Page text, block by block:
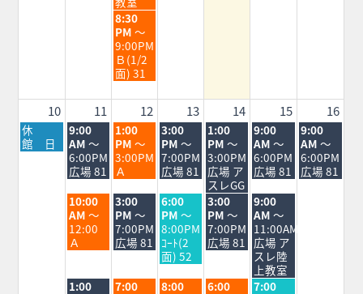
水
曜
日,
8
月
5th
2026
8:30
PM ～
9:00PM
Ｂ(1/2
面) 31
10 11 12 13 14 15 16
月
曜
日,
休
館 日
火
曜
日,
8
月
11th
2026
9:00
AM ～
6:00PM
広場 81
水
曜
日,
8
月
12th
2026
1:00
PM ～
3:00PM
Ａ
木
曜
日,
8
月
13th
2026
3:00
PM ～
7:00PM
広場 81
金
曜
日,
8
月
14th
2026
1:00
PM ～
3:00PM
広場 ア
スレGG
土
曜
日,
8
月
15th
2026
9:00
AM ～
6:00PM
広場 81
日
曜
日,
8
月
9:00
AM ～
6:00PM
広場 81
火
曜
日,
8
月
2026
10:00
AM ～
12:00
Ａ
水
曜
日,
8
月
2026
3:00
PM ～
7:00PM
広場 81
木
曜
日,
8
月
13th
2026
6:00
PM ～
8:00PM
ｺｰﾄ(2
面) 52
金
曜
日,
8
月
2026
3:00
PM ～
7:00PM
広場 81
土
曜
日,
8
月
15th
2026
9:00
AM ～
11:00AM
広場 ア
スレ陸
上教室
火
1:00
水
7:00
木
8:00
金
6:00
土
7:00